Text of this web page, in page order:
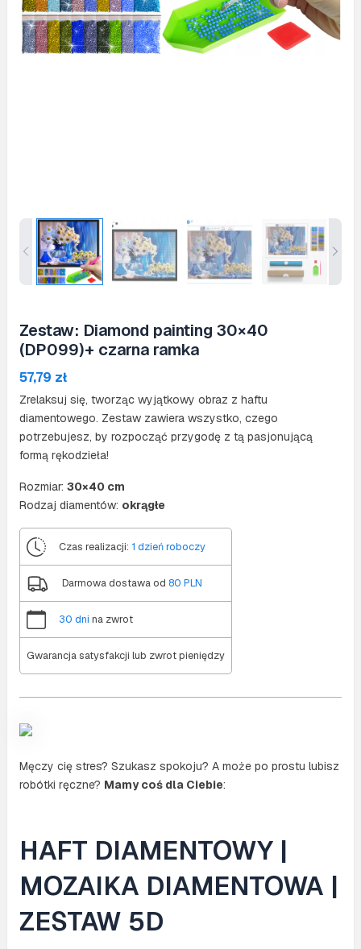
Zestaw: Diamond painting 30×40
(DP099)+ czarna ramka
57,79 zł
Zrelaksuj się, tworząc wyjątkowy obraz z haftu
diamentowego. Zestaw zawiera wszystko, czego
potrzebujesz, by rozpocząć przygodę z tą pasjonującą
formą rękodzieła!
Rozmiar: 30×40 cm
Rodzaj diamentów: okrągłe
Czas realizacji: 1 dzień roboczy
Darmowa dostawa od 80 PLN
30 dni na zwrot
Gwarancja satysfakcji lub zwrot pieniędzy
Męczy cię stres? Szukasz spokoju? A może po prostu lubisz
robótki ręczne? Mamy coś dla Ciebie:
HAFT DIAMENTOWY |
MOZAIKA DIAMENTOWA |
ZESTAW 5D